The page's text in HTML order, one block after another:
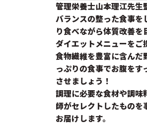
管理栄養士山本理江先生
バランスの整った食事を
り食べながら体質改善を
ダイエットメニューをご
食物繊維を豊富に含んだ
っぷりの食事でお腹をす
させましょう！
調理に必要な食材や調味
師がセレクトしたものを
お届けします。